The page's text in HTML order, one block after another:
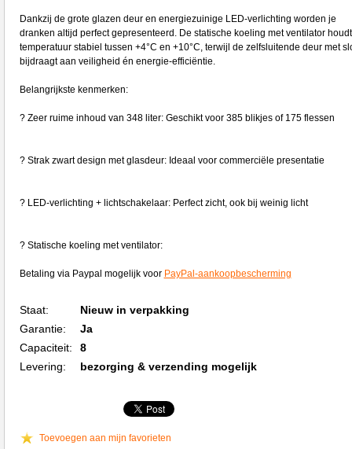
Dankzij de grote glazen deur en energiezuinige LED-verlichting worden je
dranken altijd perfect gepresenteerd. De statische koeling met ventilator
temperatuur stabiel tussen +4°C en +10°C, terwijl de zelfsluitende deur met
bijdraagt aan veiligheid én energie-efficiëntie.
Belangrijkste kenmerken:
? Zeer ruime inhoud van 348 liter: Geschikt voor 385 blikjes of 175 flessen
? Strak zwart design met glasdeur: Ideaal voor commerciële presentatie
? LED-verlichting + lichtschakelaar: Perfect zicht, ook bij weinig licht
? Statische koeling met ventilator:
Betaling via Paypal mogelijk voor PayPal-aankoopbescherming
Staat:
Nieuw in verpakking
Garantie:
Ja
Capaciteit:
8
Levering:
bezorging & verzending mogelijk
Toevoegen aan mijn favorieten